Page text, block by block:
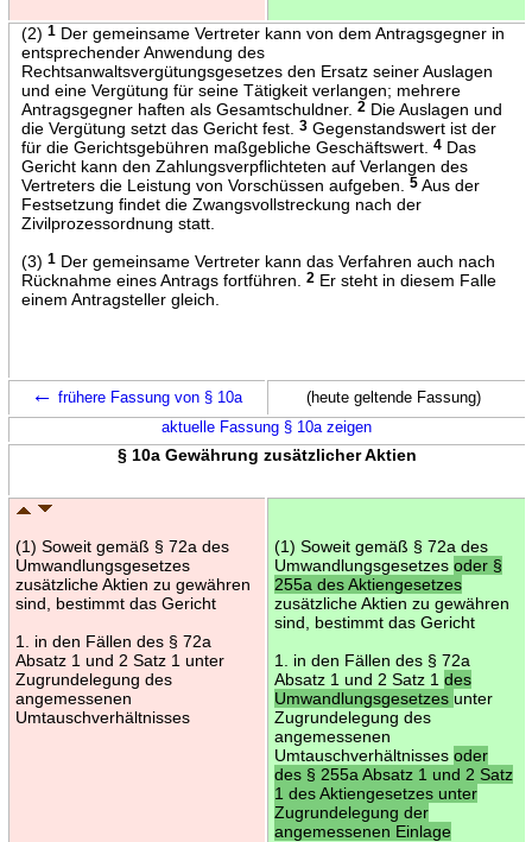
(2) 1Der gemeinsame Vertreter kann von dem Antragsgegner in
entsprechender Anwendung des
Rechtsanwaltsvergütungsgesetzes den Ersatz seiner Auslagen
und eine Vergütung für seine Tätigkeit verlangen; mehrere
Antragsgegner haften als Gesamtschuldner. 2Die Auslagen und
die Vergütung setzt das Gericht fest.
3Gegenstandswert ist der
für die Gerichtsgebühren maßgebliche Geschäftswert.
4Das
Gericht kann den Zahlungsverpflichteten auf Verlangen des
Vertreters die Leistung von Vorschüssen aufgeben.
5Aus der
Festsetzung findet die Zwangsvollstreckung nach der
Zivilprozessordnung statt.
(3) 1Der gemeinsame Vertreter kann das Verfahren auch nach
Rücknahme eines Antrags fortführen.
2Er steht in diesem Falle
einem Antragsteller gleich.
← frühere Fassung von § 10a
(heute geltende Fassung)
aktuelle Fassung § 10a zeigen
§ 10a Gewährung zusätzlicher Aktien
(1) Soweit gemäß § 72a des
Umwandlungsgesetzes
zusätzliche Aktien zu gewähren
sind, bestimmt das Gericht
1. in den Fällen des § 72a
Absatz 1 und 2 Satz 1 unter
Zugrundelegung des
angemessenen
Umtauschverhältnisses
(1) Soweit gemäß § 72a des
Umwandlungsgesetzes oder §
255a des Aktiengesetzes
zusätzliche Aktien zu gewähren
sind, bestimmt das Gericht
1. in den Fällen des § 72a
Absatz 1 und 2 Satz 1 des
Umwandlungsgesetzes unter
Zugrundelegung des
angemessenen
Umtauschverhältnisses oder
des § 255a Absatz 1 und 2 Satz
1 des Aktiengesetzes unter
Zugrundelegung der
angemessenen Einlage